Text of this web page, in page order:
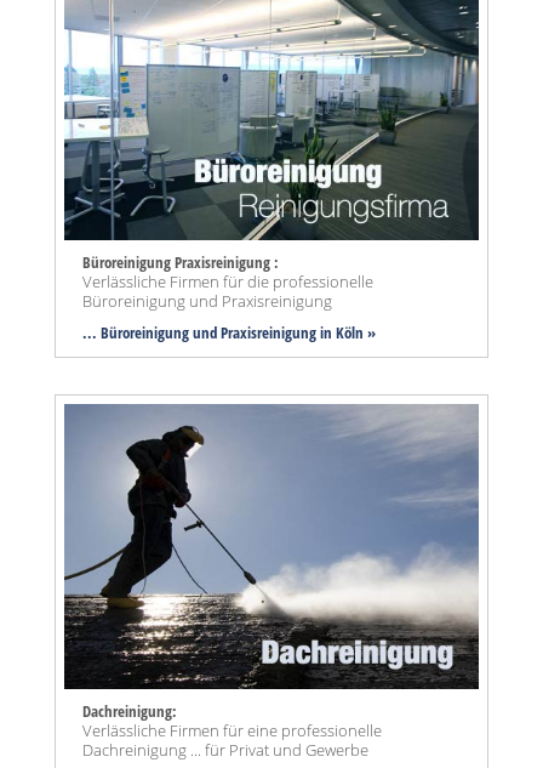
Büroreinigung Praxisreinigung :
Verlässliche Firmen für die professionelle
Büroreinigung und Praxisreinigung
... Büroreinigung und Praxisreinigung in Köln »
Dachreinigung:
Verlässliche Firmen für eine professionelle
Dachreinigung ... für Privat und Gewerbe